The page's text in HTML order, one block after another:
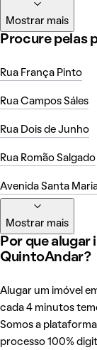
Mostrar mais
Procure pelas
Rua França Pinto
Rua Campos Sáles
Rua Dois de Junho
Rua Romão Salgado
Avenida Santa
Mostrar mais
Por que alugar
QuintoAndar?
Alugar um imóvel
cada 4 minutos
Somos a
processo 100%